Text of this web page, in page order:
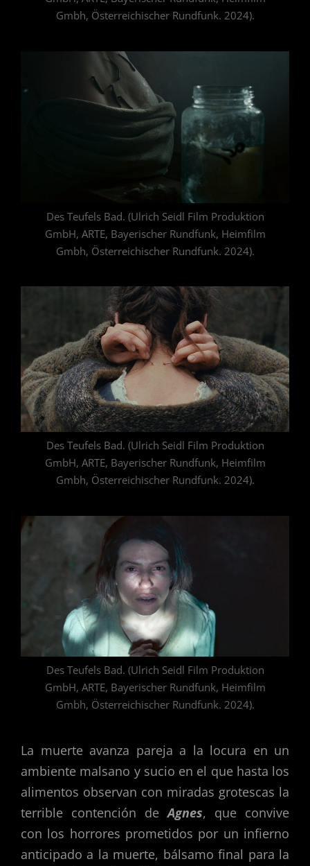
Gmbh, Österreichischer Rundfunk. 2024).
Des Teufels Bad. (Ulrich Seidl Film Produktion
GmbH, ARTE, Bayerischer Rundfunk, Heimfilm
Gmbh, Österreichischer Rundfunk. 2024).
Des Teufels Bad. (Ulrich Seidl Film Produktion
GmbH, ARTE, Bayerischer Rundfunk, Heimfilm
Gmbh, Österreichischer Rundfunk. 2024).
Des Teufels Bad. (Ulrich Seidl Film Produktion
GmbH, ARTE, Bayerischer Rundfunk, Heimfilm
Gmbh, Österreichischer Rundfunk. 2024).
La muerte avanza pareja a la locura en un
ambiente malsano y sucio en el que hasta los
alimentos observan con miradas grotescas la
terrible contención deAgnes, que convive
con los horrores prometidos por un infierno
anticipado a la muerte, bálsamo final para la